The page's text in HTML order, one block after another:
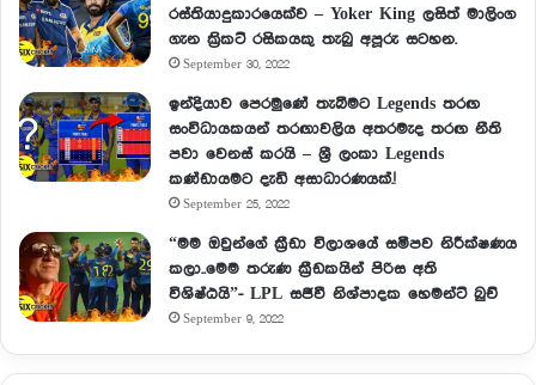
රස්තියාදුකාරයෙක්ව – Yoker King ලසිත් මාලිංග
ගැන ක්‍රිකට් රසිකයකු තැබු අපූරු සටහන.
September 30, 2022
ඉන්දියාව පෙරමුණේ තැබීමට Legends තරඟ
සංවිධායකයන් තරඟාවලිය අතරමැද තරඟ නීති
පවා වෙනස් කරයි – ශ්‍රී ලංකා Legends
කණ්ඩායමට දැඩි අසාධාරණයක්.!
September 25, 2022
“මම ඔවුන්ගේ ක්‍රීඩා විලාශයේ සමීපව නිරීක්ෂණය
කලා..මෙම තරුණ ක්‍රීඩකයින් පිරිස අති
විශිෂ්ඨයි”- LPL සජීවී නිශ්පාදක හෙමන්ට් බුච්
September 9, 2022